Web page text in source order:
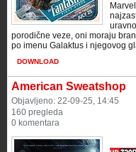
porodične veze, oni moraju
po imenu Galaktus i njegovog
DOWNLOAD
American Sweatshop
Objavljeno: 22-09-25, 14:45
160 pregleda
0 komentara